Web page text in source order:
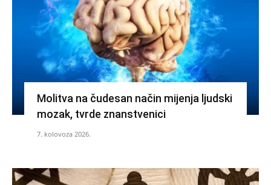
Molitva na čudesan način mijenja ljudski
mozak, tvrde znanstvenici
7. kolovoza 2026.